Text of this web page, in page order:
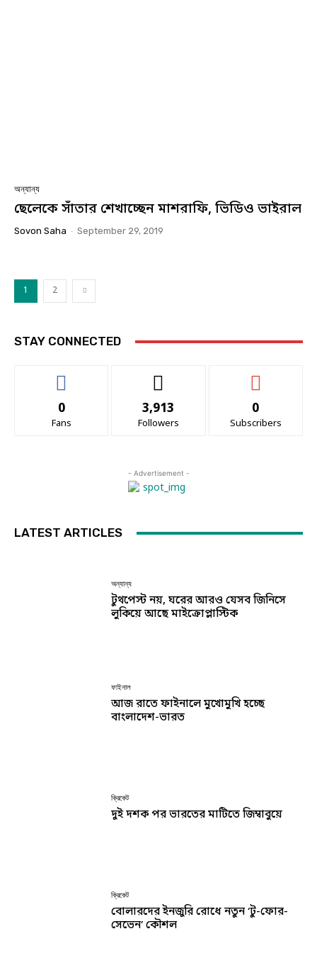
অন্যান্য
ছেলেকে সাঁতার শেখাচ্ছেন মাশরাফি, ভিডিও ভাইরাল
Sovon Saha - September 29, 2019
1 2
STAY CONNECTED
0
Fans
3,913
Followers
0
Subscribers
- Advertisement -
LATEST ARTICLES
অন্যান্য
টুথপেস্ট নয়, ঘরের আরও যেসব জিনিসে
লুকিয়ে আছে মাইক্রোপ্লাস্টিক
ফাইনাল
আজ রাতে ফাইনালে মুখোমুখি হচ্ছে
বাংলাদেশ-ভারত
ক্রিকেট
দুই দশক পর ভারতের মাটিতে জিম্বাবুয়ে
ক্রিকেট
বোলারদের ইনজুরি রোধে নতুন ‘টু-ফোর-
সেভেন’ কৌশল